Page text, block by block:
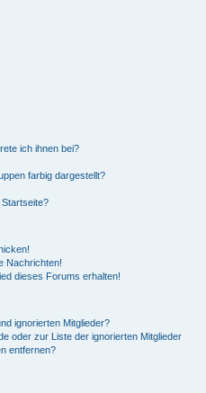
ich ihnen bei?
farbig dargestellt?
Startseite?
Nachrichten!
dieses Forums erhalten!
ignorierten Mitglieder?
oder zur Liste der ignorierten Mitglieder
entfernen?